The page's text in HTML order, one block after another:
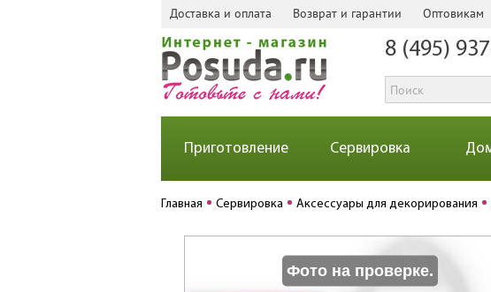
Доставка и оплата Возврат и гарантии Оптовикам
8 (495)
Приготовление Сервировка
Главная Сервировка Аксессуары для декорирования
Фото на проверке.